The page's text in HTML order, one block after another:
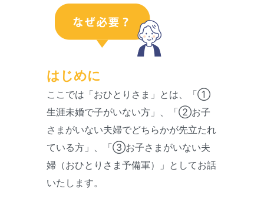
はじめに
ここでは「おひとりさま」とは、「①
生涯未婚で子がいない方」、「②お子
さまがいない夫婦でどちらかが先立たれ
ている方」、「③お子さまがいない夫
婦（おひとりさま予備軍）」としてお話
いたします。